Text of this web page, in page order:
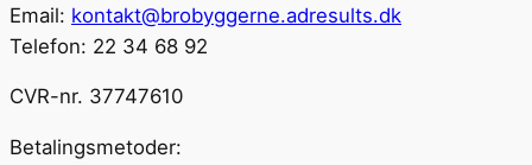
Email: kontakt@brobyggerne.adresults.dk
Telefon: 22 34 68 92
CVR-nr. 37747610
Betalingsmetoder: